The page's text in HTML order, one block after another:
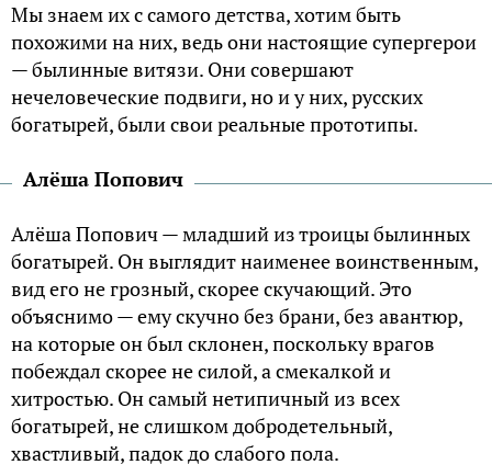
Мы знаем их с самого детства, хотим быть
похожими на них, ведь они настоящие супергерои
— былинные витязи. Они совершают
нечеловеческие подвиги, но и у них, русских
богатырей, были свои реальные прототипы.
Алёша Попович
Алёша Попович — младший из троицы былинных
богатырей. Он выглядит наименее воинственным,
вид его не грозный, скорее скучающий. Это
объяснимо — ему скучно без брани, без авантюр,
на которые он был склонен, поскольку врагов
побеждал скорее не силой, а смекалкой и
хитростью. Он самый нетипичный из всех
богатырей, не слишком добродетельный,
хвастливый, падок до слабого пола.